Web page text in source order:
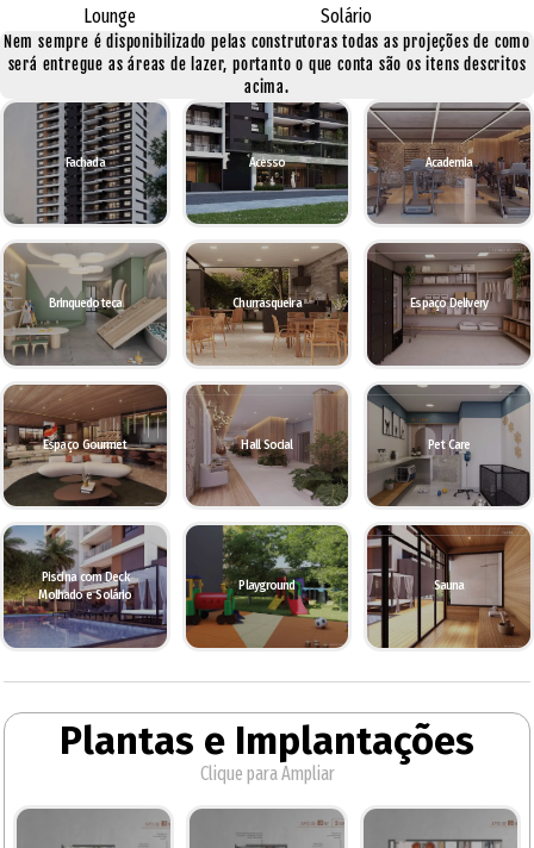
Lounge
Solário
Nem sempre é disponibilizado pelas construtoras todas as projeções de como
será entregue as áreas de lazer, portanto o que conta são os itens descritos
acima.
Fachada Acesso Academia
Brinquedoteca Churrasqueira Espaço Delivery
Espaço Gourmet Hall Social Pet Care
Piscina com Deck
Molhado e Solário
Playground Sauna
Plantas e Implantações
Clique para Ampliar